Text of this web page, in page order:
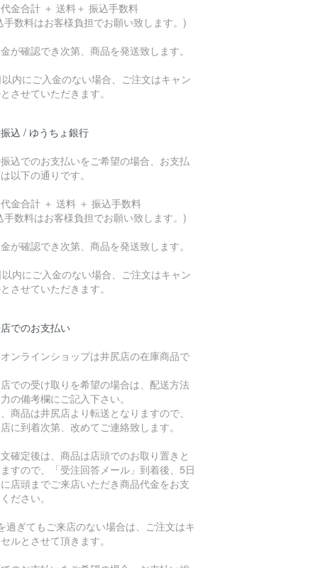
金合計 ＋ 送料＋ 振込手数料
手数料はお客様負担でお願い致します。)
が確認でき次第、商品を発送致します。
内にご入金のない場合、ご注文はキャン
させていただきます。
込 / ゆうちょ銀行
込でのお支払いをご希望の場合、お支払
以下の通りです。
金合計 ＋ 送料 ＋ 振込手数料
手数料はお客様負担でお願い致します。)
が確認でき次第、商品を発送致します。
内にご入金のない場合、ご注文はキャン
させていただきます。
でのお支払い
ンラインショップは井尻店の在庫商品で
での受け取りを希望の場合は、配送方法
の備考欄にご記入下さい。
商品は井尻店より転送となりますので、
に到着次第、改めてご連絡致します。
確定後は、商品は店頭でのお取り置きと
すので、「受注回答メール」到着後、5日
店頭までご来店いただき商品代金をお支
ださい。
過ぎてもご来店のない場合は、ご注文はキ
ルとさせて頂きます。